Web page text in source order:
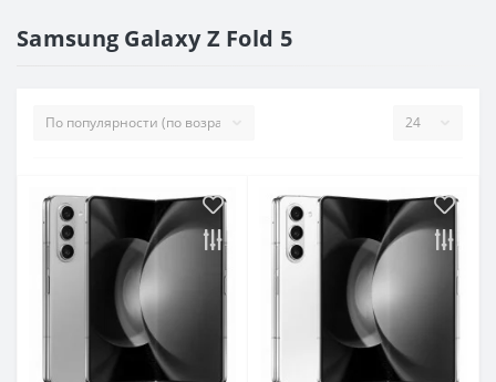
Samsung Galaxy Z Fold 5